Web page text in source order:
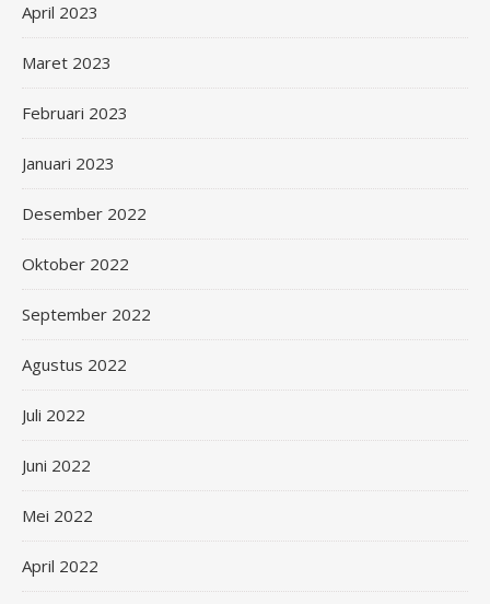
April 2023
Maret 2023
Februari 2023
Januari 2023
Desember 2022
Oktober 2022
September 2022
Agustus 2022
Juli 2022
Juni 2022
Mei 2022
April 2022